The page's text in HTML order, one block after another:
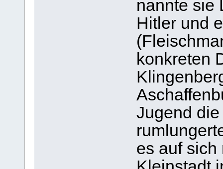
nannte sie
Hitler und
konkreten
Jugend
es auf sich